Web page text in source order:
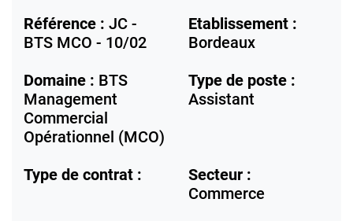
Référence : JC -
BTS MCO - 10/02
Etablissement :
Bordeaux
Domaine : BTS
Management
Commercial
Opérationnel (MCO)
Type de poste :
Assistant
Type de contrat :
Secteur :
Commerce